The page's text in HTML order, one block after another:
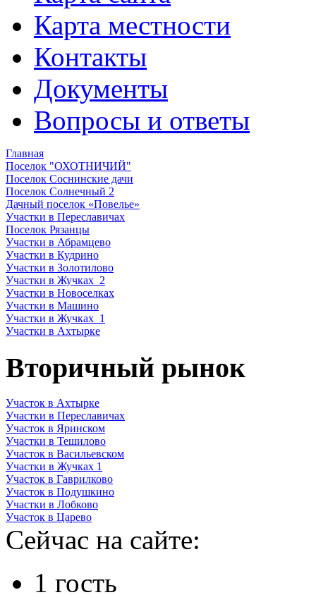
Карта местности
Контакты
Документы
Вопросы и ответы
Главная
Поселок "ОХОТНИЧИЙ"
Поселок Соснинские дачи
Поселок Солнечный 2
Дачный поселок «Повелье»
Участки в Переславичах
Поселок Рязанцы
Участки в Абрамцево
Участки в Кудрино
Участки в Золотилово
Участки в Жучках_2
Участки в Новоселках
Участки в Машино
Участки в Жучках_1
Участки в Ахтырке
Вторичный рынок
Участок в Ахтырке
Участки в Переславичах
Участок в Яринском
Участки в Тешилово
Участок в Васильевском
Участки в Жучках 1
Участок в Гаврилково
Участок в Подушкино
Участки в Лобково
Участок в Царево
Сейчас на сайте:
1 гость